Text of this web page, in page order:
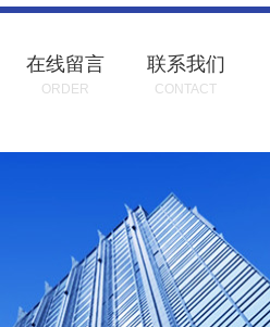
在线留言
ORDER
联系我们
CONTACT